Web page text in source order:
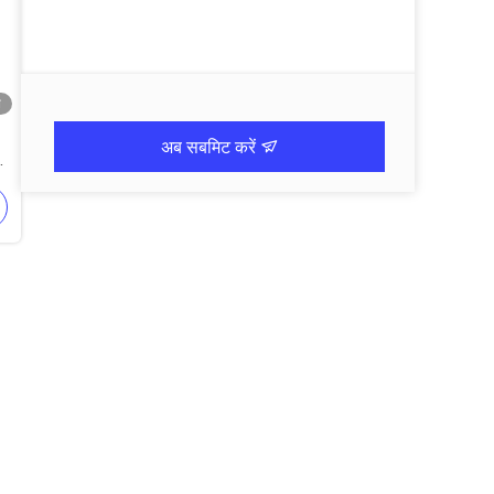
अब सबमिट करें